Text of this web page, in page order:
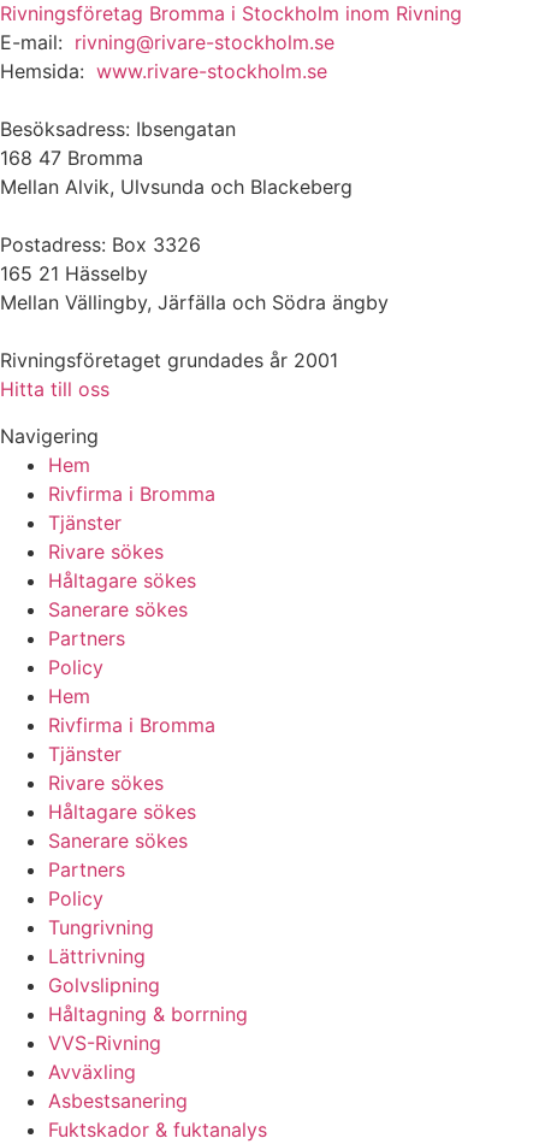
Rivningsföretag Bromma i Stockholm inom Rivning
E-mail: rivning@rivare-stockholm.se
Hemsida: www.rivare-stockholm.se
Besöksadress: Ibsengatan
168 47 Bromma
Mellan Alvik, Ulvsunda och Blackeberg
Postadress: Box 3326
165 21 Hässelby
Mellan Vällingby, Järfälla och Södra ängby
Rivningsföretaget grundades år 2001
Hitta till oss
Navigering
Hem
Rivfirma i Bromma
Tjänster
Rivare sökes
Håltagare sökes
Sanerare sökes
Partners
Policy
Hem
Rivfirma i Bromma
Tjänster
Rivare sökes
Håltagare sökes
Sanerare sökes
Partners
Policy
Tungrivning
Lättrivning
Golvslipning
Håltagning & borrning
VVS-Rivning
Avväxling
Asbestsanering
Fuktskador & fuktanalys